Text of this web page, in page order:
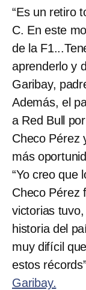
“Es un retiro
C. En este
de la
aprenderlo y
Garibay,
Además, el
a Red Bull
Checo Pérez
más
“Yo creo que
Checo Pérez
victorias
historia del
muy difícil
estos
Garibay.